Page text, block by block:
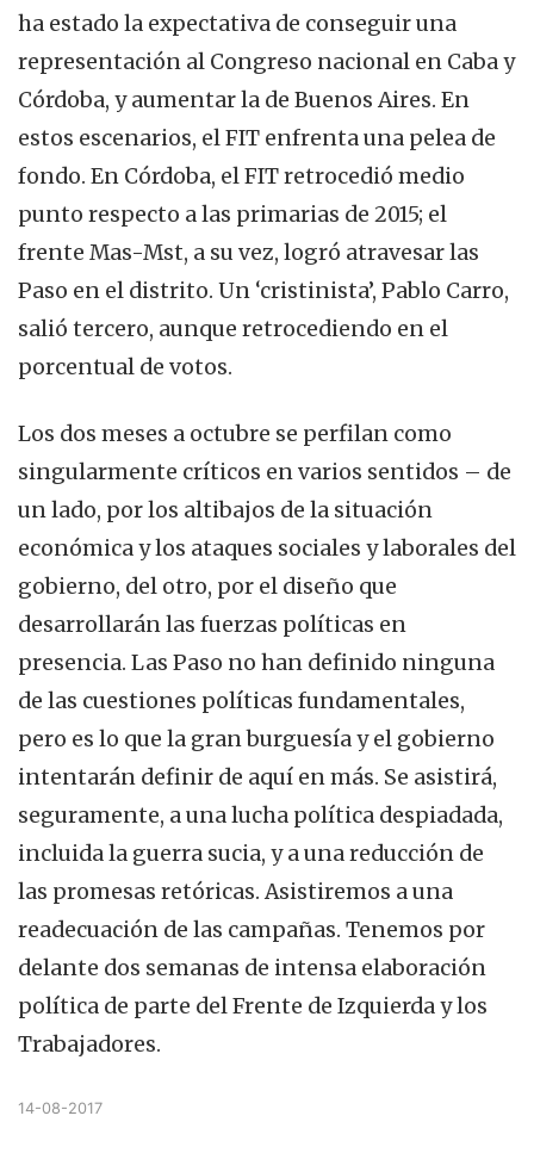
ha estado la expectativa de conseguir una
representación al Congreso nacional en Caba y
Córdoba, y aumentar la de Buenos Aires. En
estos escenarios, el FIT enfrenta una pelea de
fondo. En Córdoba, el FIT retrocedió medio
punto respecto a las primarias de 2015; el
frente Mas-Mst, a su vez, logró atravesar las
Paso en el distrito. Un ‘cristinista’, Pablo Carro,
salió tercero, aunque retrocediendo en el
porcentual de votos.
Los dos meses a octubre se perfilan como
singularmente críticos en varios sentidos – de
un lado, por los altibajos de la situación
económica y los ataques sociales y laborales del
gobierno, del otro, por el diseño que
desarrollarán las fuerzas políticas en
presencia. Las Paso no han definido ninguna
de las cuestiones políticas fundamentales,
pero es lo que la gran burguesía y el gobierno
intentarán definir de aquí en más. Se asistirá,
seguramente, a una lucha política despiadada,
incluida la guerra sucia, y a una reducción de
las promesas retóricas. Asistiremos a una
readecuación de las campañas. Tenemos por
delante dos semanas de intensa elaboración
política de parte del Frente de Izquierda y los
Trabajadores.
14-08-2017